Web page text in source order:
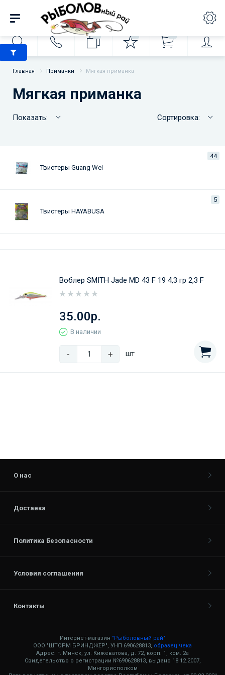
Главная Приманки Мягкая приманка
Мягкая приманка
Показать: Сортировка:
44
Твистеры Guang Wei
5
Твистеры HAYABUSA
Воблер SMITH Jade MD 43 F 19 4,3 гр 2,3 F
35.00р.
В наличии
- + шт
О нас
Доставка
Политика Безопасности
Условия соглашения
Контакты
Интернет-магазин "Рыболовный рай"
ООО "ШТОРМ БРИНДЖЕР", УНП 690628813, образец чека
Адрес: г. Минск, ул. Кижеватова, д. 72, корп. 1, ком. 2а
Свидетельство о регистрации №690628813, выдано 18.12.2007,
Мингорисполком